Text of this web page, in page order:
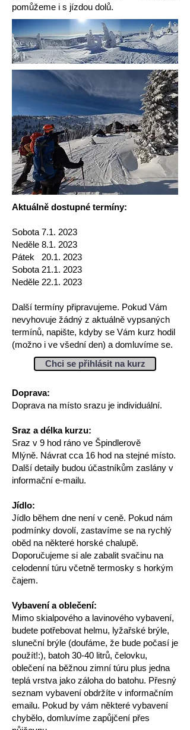
pomůžeme i s jízdou dolů.
Aktuálně dostupné termíny:
Sobota 7.1. 2023
Neděle 8.1. 2023
Pátek 20.1. 2023
Sobota 21.1. 2023
Neděle 22.1. 2023
Další termíny připravujeme. Pokud Vám
nevyhovuje žádný z aktuálně vypsaných
termínů, napište, kdyby se Vám kurz hodil
(možno i ve všední den) a domluvíme se.
Chci se přihlásit na kurz
Doprava:
Doprava na místo srazu je individuální.
Sraz a délka kurzu:
Sraz v 9 hod ráno ve Špindlerově
Mlýně. Návrat cca 16 hod na stejné místo.
Další detaily budou účastníkům zaslány v
informační e-mailu.
Jídlo:
Jídlo během dne není v ceně. Pokud nám
podmínky dovolí, zastavíme se na rychlý
oběd na některé horské chalupě.
Doporučujeme si ale zabalit svačinu na
celodenní túru včetně termosky s horkým
čajem.
Vybavení a oblečení:
Mimo skialpového a lavinového vybavení,
budete potřebovat helmu, lyžařské brýle,
sluneční brýle (doufáme, že bude počasí je
použít!:), batoh 30-40 litrů, čelovku,
oblečení na běžnou zimní túru plus jedna
teplá vrstva jako záloha do batohu. Přesný
seznam vybavení obdržíte v informačním
emailu. Pokud by vám některé vybavení
chybělo, domluvíme zapůjčení přes